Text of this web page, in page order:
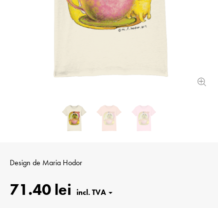
Design de Maria Hodor
71.40 lei